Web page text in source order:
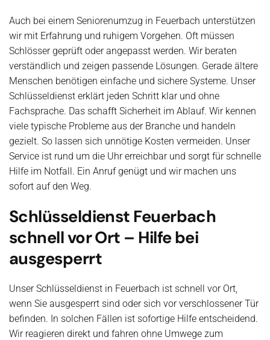
Auch bei einem Seniorenumzug in Feuerbach unterstützen
wir mit Erfahrung und ruhigem Vorgehen. Oft müssen
Schlösser geprüft oder angepasst werden. Wir beraten
verständlich und zeigen passende Lösungen. Gerade ältere
Menschen benötigen einfache und sichere Systeme. Unser
Schlüsseldienst erklärt jeden Schritt klar und ohne
Fachsprache. Das schafft Sicherheit im Ablauf. Wir kennen
viele typische Probleme aus der Branche und handeln
gezielt. So lassen sich unnötige Kosten vermeiden. Unser
Service ist rund um die Uhr erreichbar und sorgt für schnelle
Hilfe im Notfall. Ein Anruf genügt und wir machen uns
sofort auf den Weg.
Schlüsseldienst Feuerbach
schnell vor Ort – Hilfe bei
ausgesperrt
Unser Schlüsseldienst in Feuerbach ist schnell vor Ort,
wenn Sie ausgesperrt sind oder sich vor verschlossener Tür
befinden. In solchen Fällen ist sofortige Hilfe entscheidend.
Wir reagieren direkt und fahren ohne Umwege zum